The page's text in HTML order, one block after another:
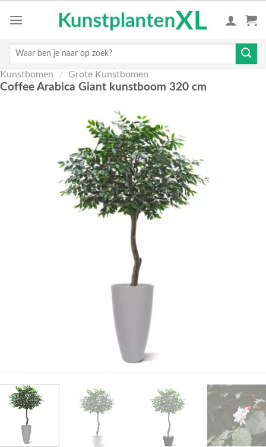
Zoeken
Kunstbomen / Grote Kunstbomen
Coffee Arabica Giant kunstboom 320 cm